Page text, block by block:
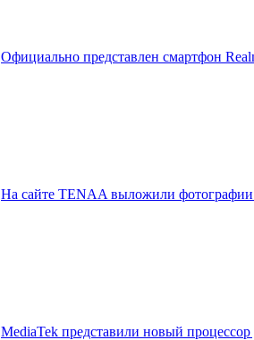
Официально представлен смартфон
На сайте TENAA выложили фотографии
MediaTek представили новый